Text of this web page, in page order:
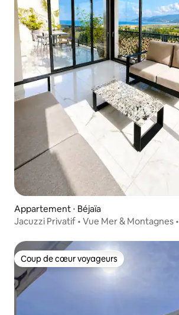
Appartement ⋅ Béjaïa
Jacuzzi Privatif • Vue Mer & Montagnes •
Coup de cœur voyageurs
Coup de cœur voyageurs